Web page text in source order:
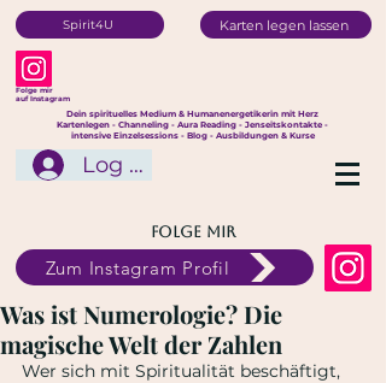
Spirit4U Karten legen lassen
Folge mir
auf Instagram
Dein spirituelles Medium & Humanenergetikerin mit Herz
Kartenlegen - Channeling - Aura Reading - Jenseitskontakte -
intensive Einzelsessions - Blog - Ausbildungen & Kurse
Log In
Folge mir
Zum Instagram Profil
Was ist Numerologie? Die
magische Welt der Zahlen
Wer sich mit Spiritualität beschäftigt,